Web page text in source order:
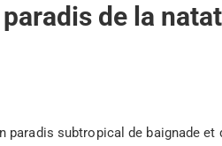
de la
paradis subtropical de baignade